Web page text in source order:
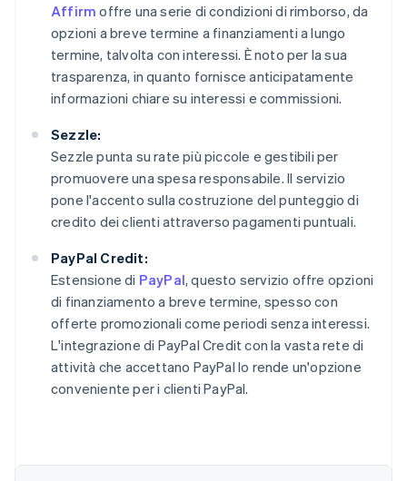
Affirm offre una serie di condizioni di rimborso, da
opzioni a breve termine a finanziamenti a lungo
termine, talvolta con interessi. È noto per la sua
trasparenza, in quanto fornisce anticipatamente
informazioni chiare su interessi e commissioni.
Sezzle:
Sezzle punta su rate più piccole e gestibili per
promuovere una spesa responsabile. Il servizio
pone l'accento sulla costruzione del punteggio di
credito dei clienti attraverso pagamenti puntuali.
PayPal Credit:
Estensione di PayPal, questo servizio offre opzioni
di finanziamento a breve termine, spesso con
offerte promozionali come periodi senza interessi.
L'integrazione di PayPal Credit con la vasta rete di
attività che accettano PayPal lo rende un'opzione
conveniente per i clienti PayPal.
Austria